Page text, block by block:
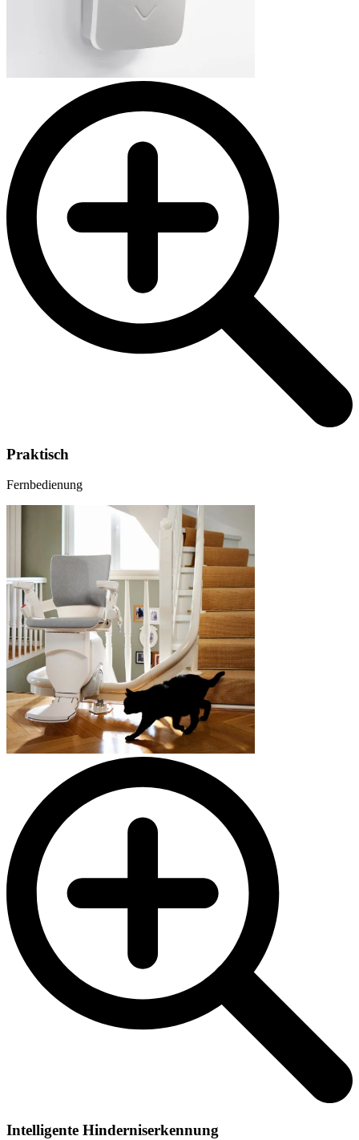
Praktisch
Fernbedienung
Intelligente Hinderniserkennung